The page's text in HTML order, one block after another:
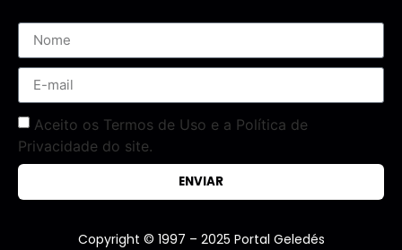
Aceito os Termos de Uso e a Política de
Privacidade do site.
ENVIAR
Copyright © 1997 – 2025 Portal Geledés